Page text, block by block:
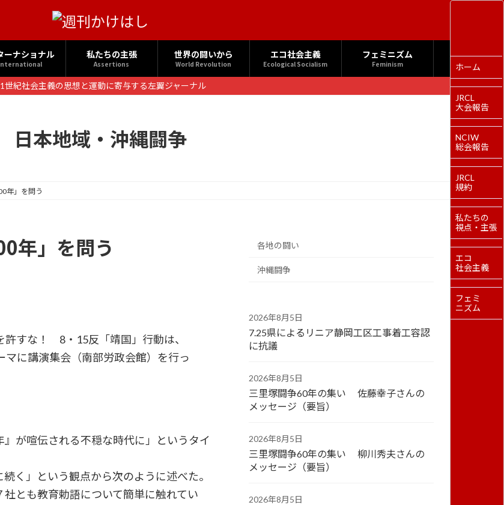
ーナショナル 私たちの主張
Assertions
世界の闘いから
World Revolution
エコ社会主義
Ecological Socialism
フェミニズム
Feminism
世紀社会主義の思想と運動に寄与する左翼ジャーナル
日本地域・沖縄闘争
年」を問う
年」を問う
すな！ 8・15反「靖国」行動は、
マに講演集会（南部労政会館）を行っ
が喧伝される不穏な時代に」というタイ
く」という観点から次のように述べた。
とも教育勅語について簡単に触れてい
各地の闘い
沖縄闘争
2026年8月5日
7.25県によるリニア静岡工区工事着工容認
に抗議
2026年8月5日
三里塚闘争60年の集い 佐藤幸子さんの
メッセージ（要旨）
2026年8月5日
三里塚闘争60年の集い 柳川秀夫さんの
メッセージ（要旨）
2026年8月5日
ホーム
JRCL
大会報告
NCIW
総会報告
JRCL
規約
私たちの
視点・主張
エコ
社会主義
フェミ
ニズム